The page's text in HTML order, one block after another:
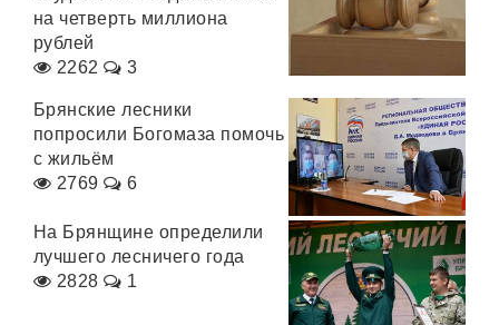
на четверть миллиона
рублей
2262
3
Брянские лесники
попросили Богомаза помочь
с жильём
2769
6
На Брянщине определили
лучшего лесничего года
2828
1